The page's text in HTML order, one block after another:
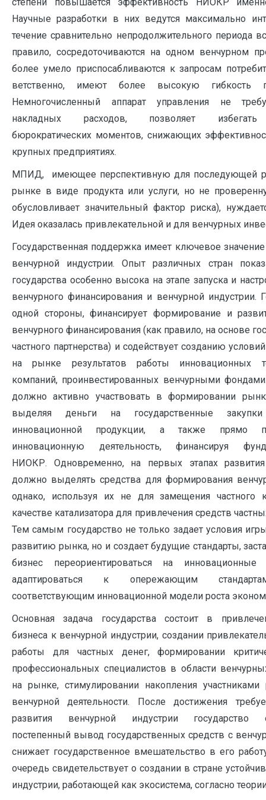
Научные разработки в них ведутся максимально
течение сравнительно непродолжительного периода
правило, сосредоточиваются на одном венчурном
более умело приспосабливаются к запросам
ветственно, имеют более высокую гибкость
Немногочисленный аппарат управления не
накладных расходов, позволяет избегать
бюрократических моментов, снижающих
крупных предприятиях.
МПИД, имеющее перспективную для последующей
рынке в виде продукта или услуги, но не
обусловливает значительный фактор риска),
Идея оказалась привлекательной и для венчурных
Государственная поддержка имеет ключевое
венчурной индустрии. Опыт различных стран
государства особенно высока на этапе запуска и
венчурного финансирования и венчурной индустрии.
одной стороны, финансирует формирование и
венчурного финансирования (как правило, на основе
частного партнерства) и содействует созданию
на рынке результатов работы инновационных
компаний, проинвестированных венчурными
должно активно участвовать в формировании
выделяя деньги на государственные
инновационной продукции, а также прямо
инновационную деятельность, финансируя
НИОКР. Одновременно, на первых этапах развития
должно выделять средства для формирования
однако, используя их не для замещения частного
качестве катализатора для привлечения средств
Тем самым государство не только задает условия
развитию рынка, но и создает будущие стандарты,
бизнес переориентироваться на
адаптироваться к опережающим
соответствующим инновационной модели роста
Основная задача государства состоит в
бизнеса к венчурной индустрии, создании
работы для частных денег, формировании
профессиональных специалистов в области
на рынке, стимулировании накопления
венчурной деятельности. После достижения
развития венчурной индустрии государство
постепенный вывод государственных средств с
снижает государственное вмешательство в его
очередь свидетельствует о создании в стране
индустрии, работающей как экосистема, согласно